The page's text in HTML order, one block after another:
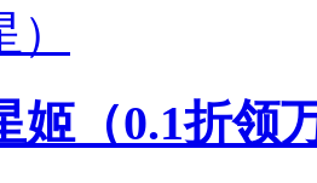
姬（0.1折领